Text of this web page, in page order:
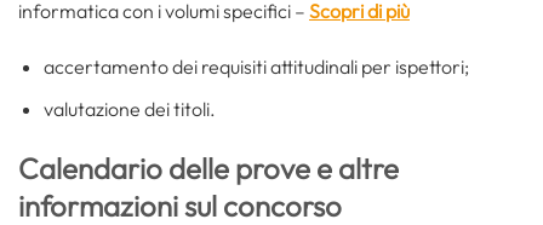
informatica con i volumi specifici – Scopri di più
accertamento dei requisiti attitudinali per ispettori;
valutazione dei titoli.
Calendario delle prove e altre
informazioni sul concorso